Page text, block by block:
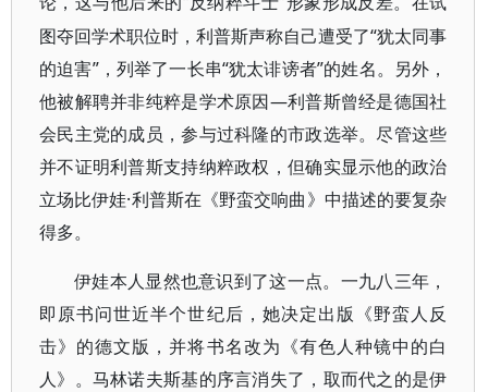
图夺回学术职位时，利普斯声称自己遭受了“犹太同事
的迫害”，列举了一长串“犹太诽谤者”的姓名。另外，
他被解聘并非纯粹是学术原因—利普斯曾经是德国社
会民主党的成员，参与过科隆的市政选举。尽管这些
并不证明利普斯支持纳粹政权，但确实显示他的政治
立场比伊娃·利普斯在《野蛮交响曲》中描述的要复杂
得多。
伊娃本人显然也意识到了这一点。一九八三年，
即原书问世近半个世纪后，她决定出版《野蛮人反
击》的德文版，并将书名改为《有色人种镜中的白
人》。马林诺夫斯基的序言消失了，取而代之的是伊